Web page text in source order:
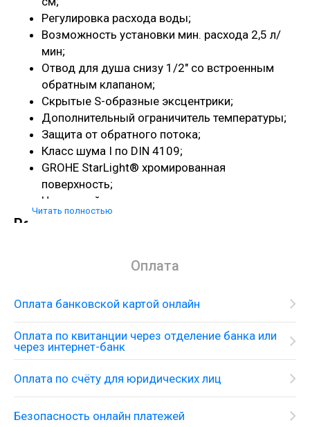
Регулировка расхода воды;
Возможность установки мин. расхода 2,5 л/
мин;
Отвод для душа снизу 1/2" со встроенным
обратным клапаном;
Скрытые S-образные эксцентрики;
Дополнительный ограничитель температуры;
Защита от обратного потока;
Класс шума I по DIN 4109;
GROHE StarLight® хромированная
поверхность;
Настенный монтаж.
Решение для душа
Читать полностью
Оплата
Оплата банковской картой онлайн
Оплата по квитанции через отделение банка или
через интернет-банк
Оплата по счёту для юридических лиц
Безопасность онлайн платежей